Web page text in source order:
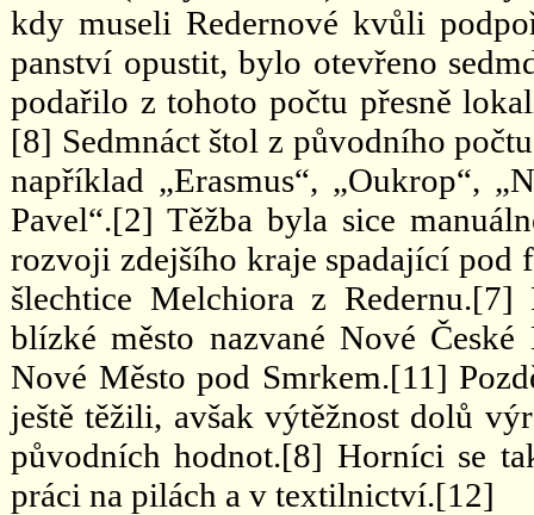
kdy museli Redernové kvůli
panství opustit, bylo otevřeno
podařilo z tohoto počtu přesně
[8] Sedmnáct štol z původního
například „Erasmus“, „Oukrop“,
Pavel“.[2] Těžba byla sice
rozvoji zdejšího kraje spadající pod
šlechtice Melchiora z
blízké město nazvané Nové
Nové Město pod Smrkem.[11]
ještě těžili, avšak výtěžnost dolů
původních hodnot.[8] Horníci se
práci na pilách a v textilnictví.[12]